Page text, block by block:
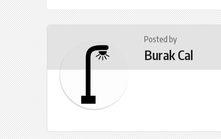
g
i
i
n
Posted by
Burak Cal